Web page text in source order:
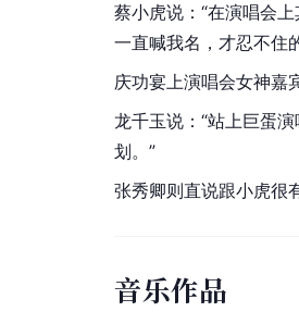
蔡小虎说：“在演唱会
一直喊我名，才忍不住
庆功宴上演唱会女神嘉
龙千玉说：“站上巨蛋
划。”
张秀卿则直说跟小虎很
音乐作品